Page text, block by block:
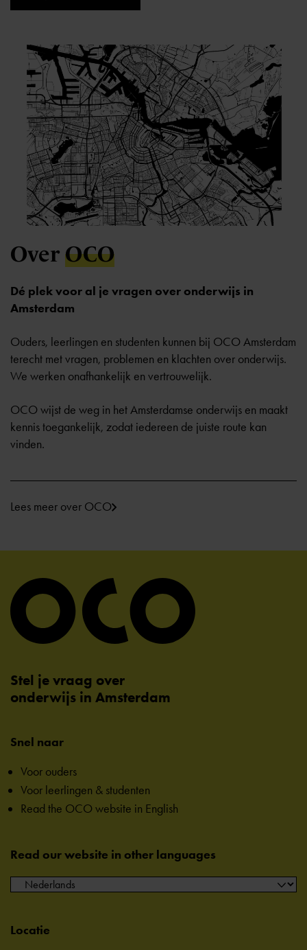
Over OCO
Dé plek voor al je vragen over onderwijs in
Amsterdam
Ouders, leerlingen en studenten kunnen bij OCO Amsterdam
terecht met vragen, problemen en klachten over onderwijs.
We werken onafhankelijk en vertrouwelijk.
OCO wijst de weg in het Amsterdamse onderwijs en maakt
kennis toegankelijk, zodat iedereen de juiste route kan
vinden.
Lees meer over OCO
Stel je vraag over
onderwijs in Amsterdam
Snel naar
Voor ouders
Voor leerlingen & studenten
Read the OCO website in English
Read our website in other languages
Locatie